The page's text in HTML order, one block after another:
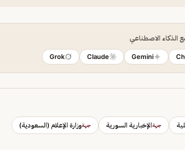
الذكاء الاصطناعي
Gemini
Claude
Grok
جهةالإخبارية السورية جهةوزارة الإعلام (السعودية)